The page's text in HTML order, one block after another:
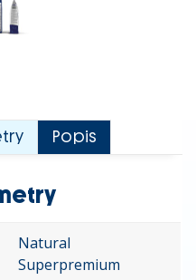
Popis
Natural
Superpremium